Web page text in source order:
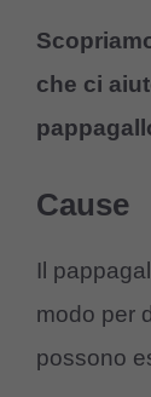
che ci
Cause
Il
modo per
possono